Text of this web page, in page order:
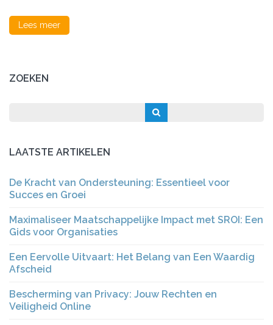
Lees meer
ZOEKEN
LAATSTE ARTIKELEN
De Kracht van Ondersteuning: Essentieel voor
Succes en Groei
Maximaliseer Maatschappelijke Impact met SROI: Een
Gids voor Organisaties
Een Eervolle Uitvaart: Het Belang van Een Waardig
Afscheid
Bescherming van Privacy: Jouw Rechten en
Veiligheid Online